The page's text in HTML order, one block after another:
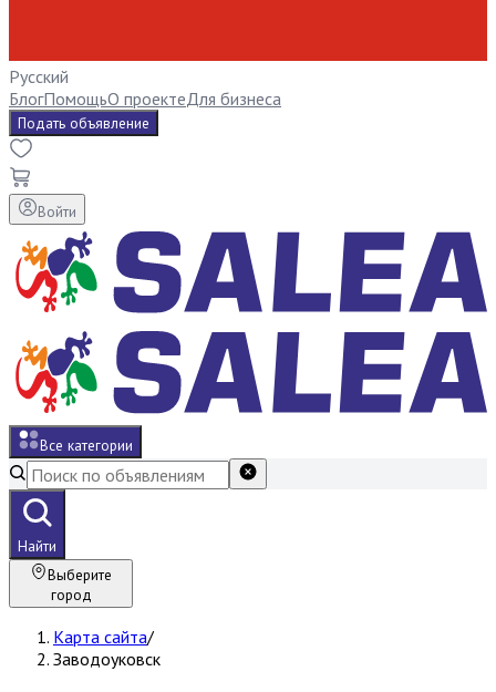
Русский
БлогПомощьО проектеДля бизнеса
Подать объявление
Войти
Все категории
Найти
Выберите
город
Карта сайта/
Заводоуковск